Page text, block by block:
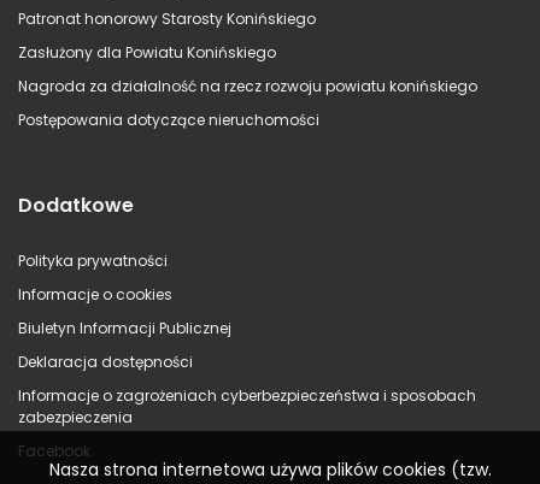
Patronat honorowy Starosty Konińskiego
Zasłużony dla Powiatu Konińskiego
Nagroda za działalność na rzecz rozwoju powiatu konińskiego
Postępowania dotyczące nieruchomości
Dodatkowe
Polityka prywatności
Informacje o cookies
Biuletyn Informacji Publicznej
Deklaracja dostępności
Informacje o zagrożeniach cyberbezpieczeństwa i sposobach
zabezpieczenia
Facebook
Nasza strona internetowa używa plików cookies (tzw.